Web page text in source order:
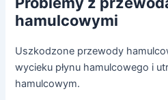
hamulcowymi
Uszkodzone przewody
wycieku płynu hamulcowego i
hamulcowym.